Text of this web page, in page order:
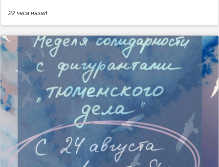
22 часаназад